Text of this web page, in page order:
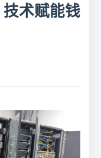
术赋能钱